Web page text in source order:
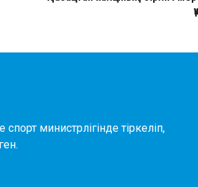
министрлігінде тіркеліп,